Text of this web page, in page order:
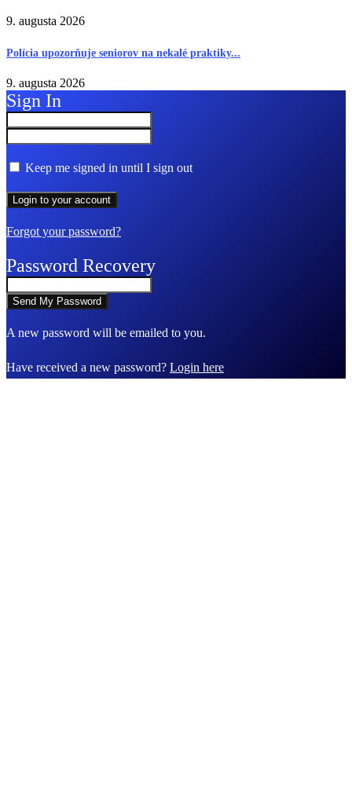
9. augusta 2026
Polícia upozorňuje seniorov na nekalé praktiky...
9. augusta 2026
Sign In
Keep me signed in until I sign out
Forgot your password?
Password Recovery
A new password will be emailed to you.
Have received a new password? Login here